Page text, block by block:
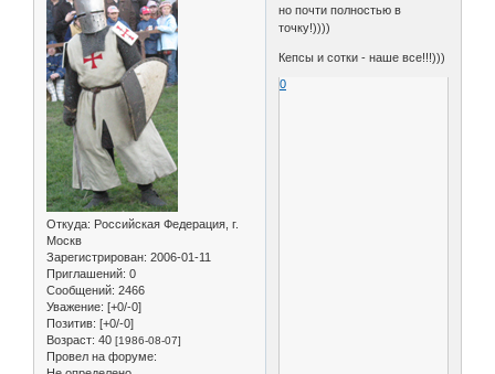
Откуда: Российская Федерация, г.
Москв
Зарегистрирован: 2006-01-11
Приглашений: 0
Сообщений: 2466
Уважение: [+0/-0]
Позитив: [+0/-0]
Возраст: 40 [1986-08-07]
Провел на форуме:
но почти полностью в
точку!))))
Кепсы и сотки - наше все!!!)))
0